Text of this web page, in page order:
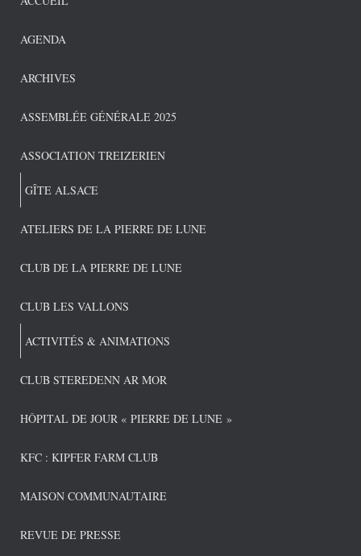
AGENDA
ARCHIVES
ASSEMBLÉE GÉNÉRALE 2025
ASSOCIATION TREIZERIEN
GÎTE ALSACE
ATELIERS DE LA PIERRE DE LUNE
CLUB DE LA PIERRE DE LUNE
CLUB LES VALLONS
ACTIVITÉS & ANIMATIONS
CLUB STEREDENN AR MOR
HÔPITAL DE JOUR « PIERRE DE LUNE »
KFC : KIPFER FARM CLUB
MAISON COMMUNAUTAIRE
REVUE DE PRESSE